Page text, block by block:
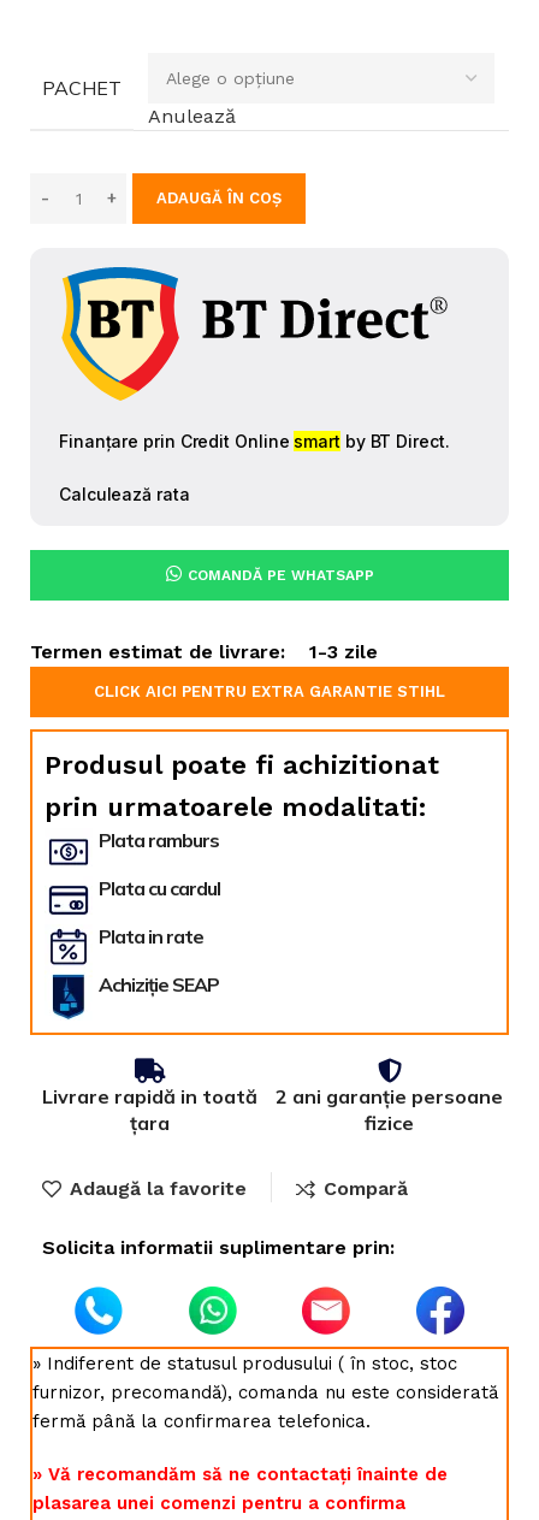
PACHET
Anulează
ADAUGĂ ÎN COȘ
COMANDĂ PE WHATSAPP
Termen estimat de livrare: 1-3 zile
CLICK AICI PENTRU EXTRA GARANTIE STIHL
Produsul poate fi achizitionat
prin urmatoarele modalitati:
Plata ramburs
Plata cu cardul
Plata in rate
Achiziție SEAP
Livrare rapidă in toată
țara
2 ani garanție persoane
fizice
Adaugă la favorite Compară
Solicita informatii suplimentare prin:
» Indiferent de statusul produsului ( în stoc, stoc
furnizor, precomandă), comanda nu este considerată
fermă până la confirmarea telefonica.
» Vă recomandăm să ne contactați înainte de
plasarea unei comenzi pentru a confirma